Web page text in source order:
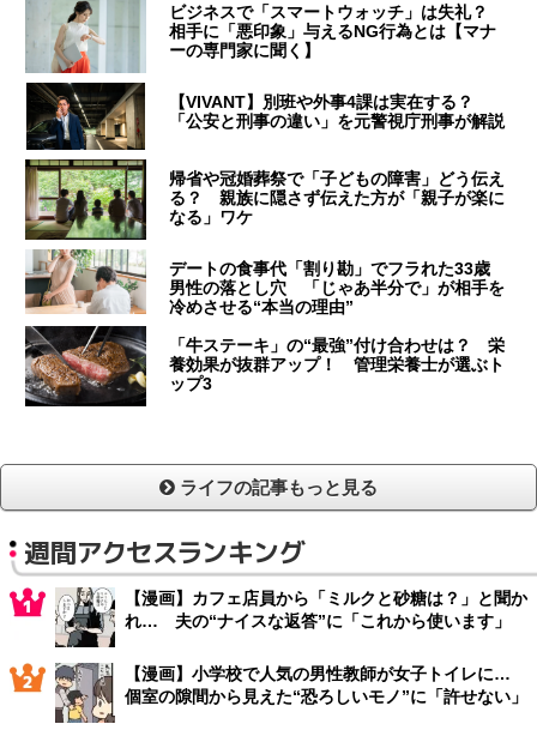
ビジネスで「スマートウォッチ」は失礼？
相手に「悪印象」与えるNG行為とは【マナ
ーの専門家に聞く】
【VIVANT】別班や外事4課は実在する？
「公安と刑事の違い」を元警視庁刑事が解説
帰省や冠婚葬祭で「子どもの障害」どう伝え
る？ 親族に隠さず伝えた方が「親子が楽に
なる」ワケ
デートの食事代「割り勘」でフラれた33歳
男性の落とし穴 「じゃあ半分で」が相手を
冷めさせる“本当の理由”
「牛ステーキ」の“最強”付け合わせは？ 栄
養効果が抜群アップ！ 管理栄養士が選ぶト
ップ3
ライフの記事もっと見る
週間アクセスランキング
【漫画】カフェ店員から「ミルクと砂糖は？」と聞か
れ… 夫の“ナイスな返答”に「これから使います」
【漫画】小学校で人気の男性教師が女子トイレに…
個室の隙間から見えた“恐ろしいモノ”に「許せない」